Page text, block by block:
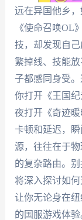
远在异国他乡
《使命召唤OL
技，却发现自
繁掉线、技能
子都感同身受
你打开《王国
夜打开《奇迹
卡顿和延迟，
源，往往在于
的复杂路由。
将深入探讨如何
让你无论身在
的国服游戏体验